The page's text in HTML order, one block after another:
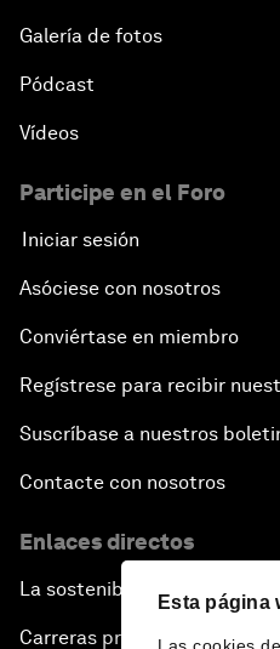
Esta página
Galería de fotos
Pódcast
Vídeos
Participe en el Foro
Iniciar sesión
Asóciese con nosotros
Conviértase en miembro
Regístrese para recibir
Suscríbase a nuestros
Contacte con nosotros
Enlaces directos
La sostenibilidad en el Foro
Carreras profesionales